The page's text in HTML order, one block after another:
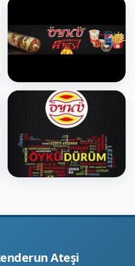
Ateşi